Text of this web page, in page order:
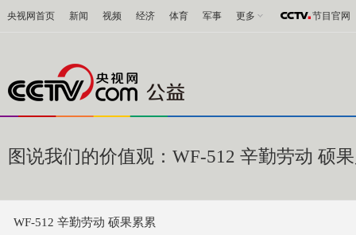
央视网首页 新闻 视频 经济 体育 军事 更多 节目官网
图说我们的价值观：WF-512 辛勤劳动 硕
WF-512 辛勤劳动 硕果累累